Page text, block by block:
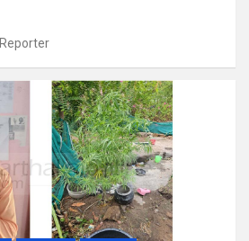
Reporter